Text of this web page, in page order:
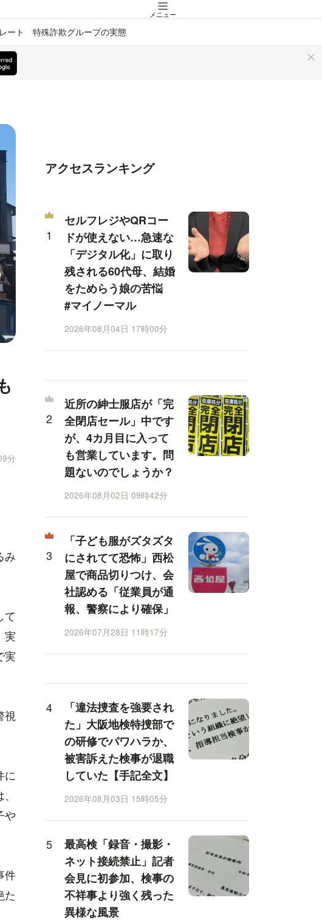
メニュー
ート 特殊詐欺グループの実態
分
み
て
実
実
視
に
や
件
た
アクセスランキング
セルフレジやQRコー
ドが使えない…急速な
「デジタル化」に取り
残される60代母、結婚
をためらう娘の苦悩
#マイノーマル
2026年08月04日 17時00分
近所の紳士服店が「完
全閉店セール」中です
が、4カ月目に入って
も営業しています。問
題ないのでしょうか？
2026年08月02日 09時42分
「子ども服がズタズタ
にされてて恐怖」西松
屋で商品切りつけ、会
社認める「従業員が通
報、警察により確保」
2026年07月28日 11時17分
「違法捜査を強要され
た」大阪地検特捜部で
の研修でパワハラか、
被害訴えた検事が退職
していた【手記全文】
2026年08月03日 15時05分
最高検「録音・撮影・
ネット接続禁止」記者
会見に初参加、検事の
不祥事より強く残った
異様な風景